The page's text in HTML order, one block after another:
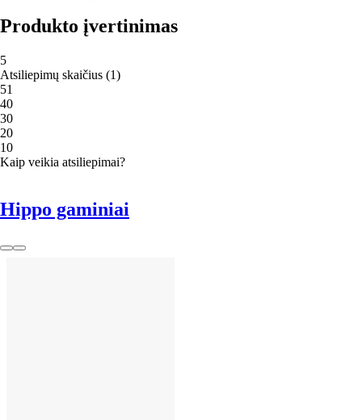
Produkto įvertinimas
5
Atsiliepimų skaičius (1)
51
40
30
20
10
Kaip veikia atsiliepimai?
Hippo gaminiai